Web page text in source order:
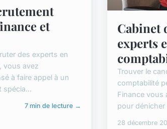
et
des experts en
vous avez
à faire appel à un
spécia...
7 min de lecture →
Cabinet
experts
Trouver le
comptabilité
Finance vous
pour dénicher
28 décembre